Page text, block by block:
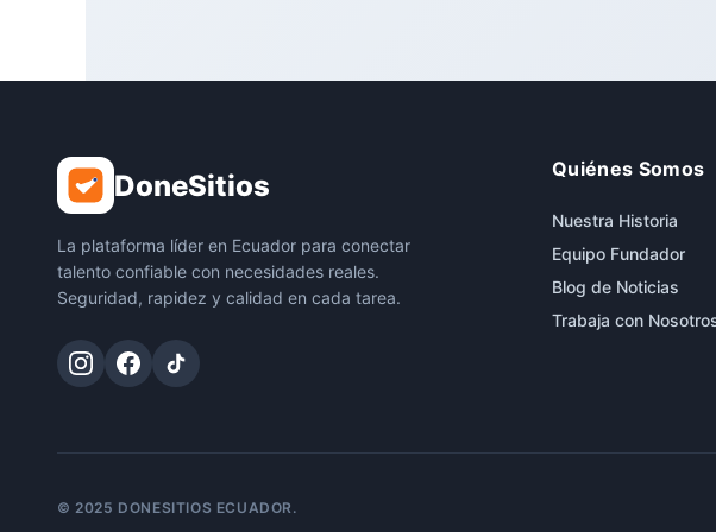
DoneSitios
La plataforma líder en Ecuador para conectar
talento confiable con necesidades reales.
Seguridad, rapidez y calidad en cada tarea.
Quiénes Somos
Nuestra Historia
Equipo Fundador
Blog de Noticias
Trabaja con
© 2025 DONESITIOS ECUADOR.